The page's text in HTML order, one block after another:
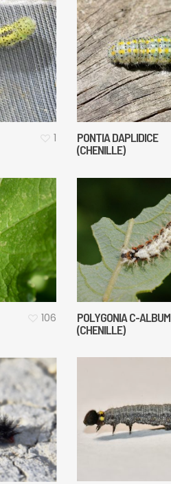
1
PONTIA DAPLIDICE
(CHENILLE)
106
POLYGONIA C-ALBUM
(CHENILLE)